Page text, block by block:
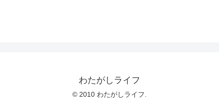
わたがしライフ
© 2010 わたがしライフ.